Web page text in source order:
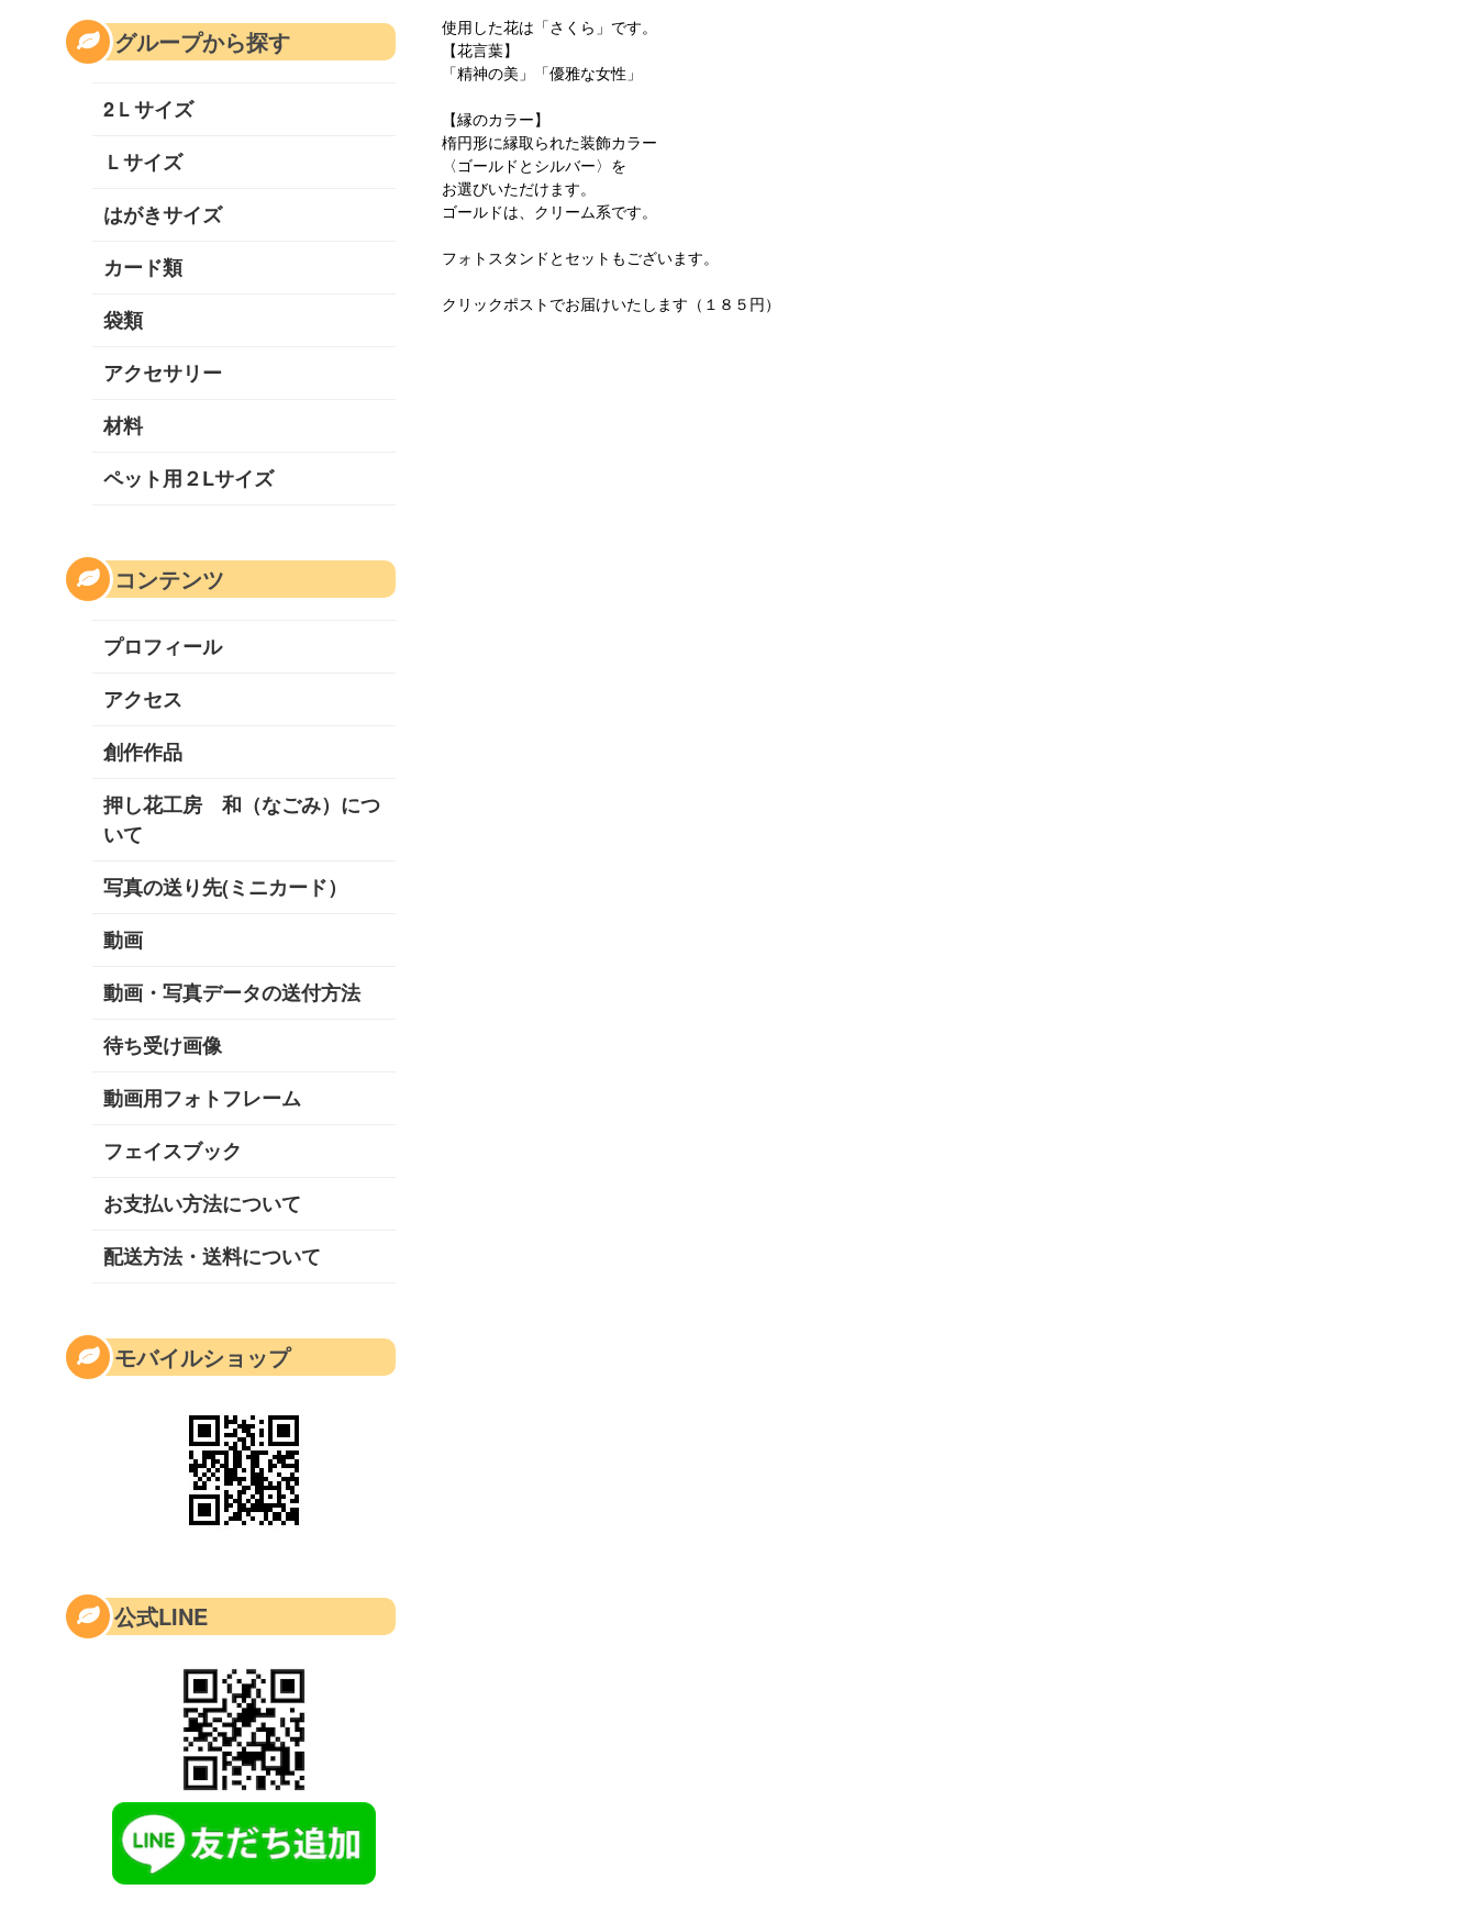
使用した花は「さくら」です。
【花言葉】
「精神の美」「優雅な女性」
【縁のカラー】
楕円形に縁取られた装飾カラー
〈ゴールドとシルバー〉を
お選びいただけます。
ゴールドは、クリーム系です。
フォトスタンドとセットもございます。
クリックポストでお届けいたします（１８５円）
グループから探す
2Ｌサイズ
Ｌサイズ
はがきサイズ
カード類
袋類
アクセサリー
材料
ペット用２Lサイズ
コンテンツ
プロフィール
アクセス
創作作品
押し花工房 和（なごみ）につ
いて
写真の送り先(ミニカード）
動画
動画・写真データの送付方法
待ち受け画像
動画用フォトフレーム
フェイスブック
お支払い方法について
配送方法・送料について
モバイルショップ
公式LINE